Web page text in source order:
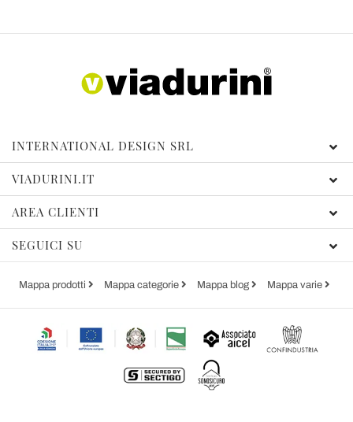
INTERNATIONAL DESIGN SRL
VIADURINI.IT
AREA CLIENTI
SEGUICI SU
Mappa prodotti Mappa categorie Mappa blog Mappa varie